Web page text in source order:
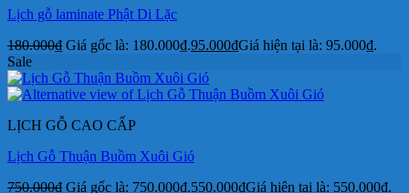
Lịch gỗ laminate Phật Di Lặc
180.000₫ Giá gốc là: 180.000₫.95.000₫Giá hiện tại là: 95.000₫.
Sale
LỊCH GỖ CAO CẤP
Lịch Gỗ Thuận Buồm Xuôi Gió
750.000₫ Giá gốc là: 750.000₫.550.000₫Giá hiện tại là: 550.000₫.